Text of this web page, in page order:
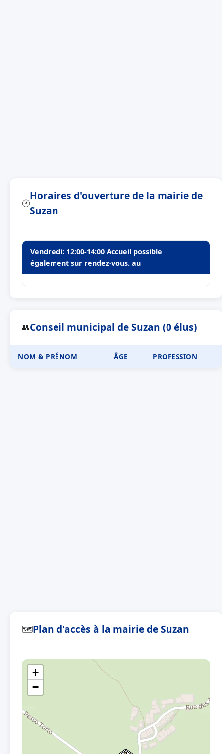
🕐
Horaires d'ouverture de la mairie de
Suzan
Vendredi: 12:00-14:00 Accueil possible
également sur rendez-vous. au
👥Conseil municipal de Suzan (0 élus)
NOM & PRÉNOM ÂGE PROFESSION
🗺Plan d'accès à la mairie de Suzan
+
−